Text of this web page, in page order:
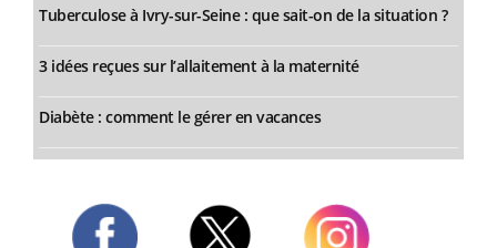
Tuberculose à Ivry-sur-Seine : que sait-on de la situation ?
3 idées reçues sur l’allaitement à la maternité
Diabète : comment le gérer en vacances